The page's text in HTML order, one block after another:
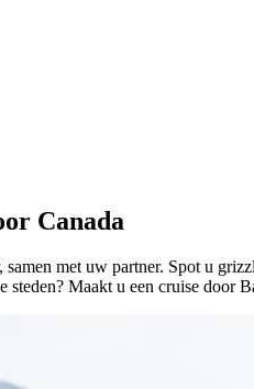
Canada
met uw partner. Spot u
steden? Maakt u een cruise